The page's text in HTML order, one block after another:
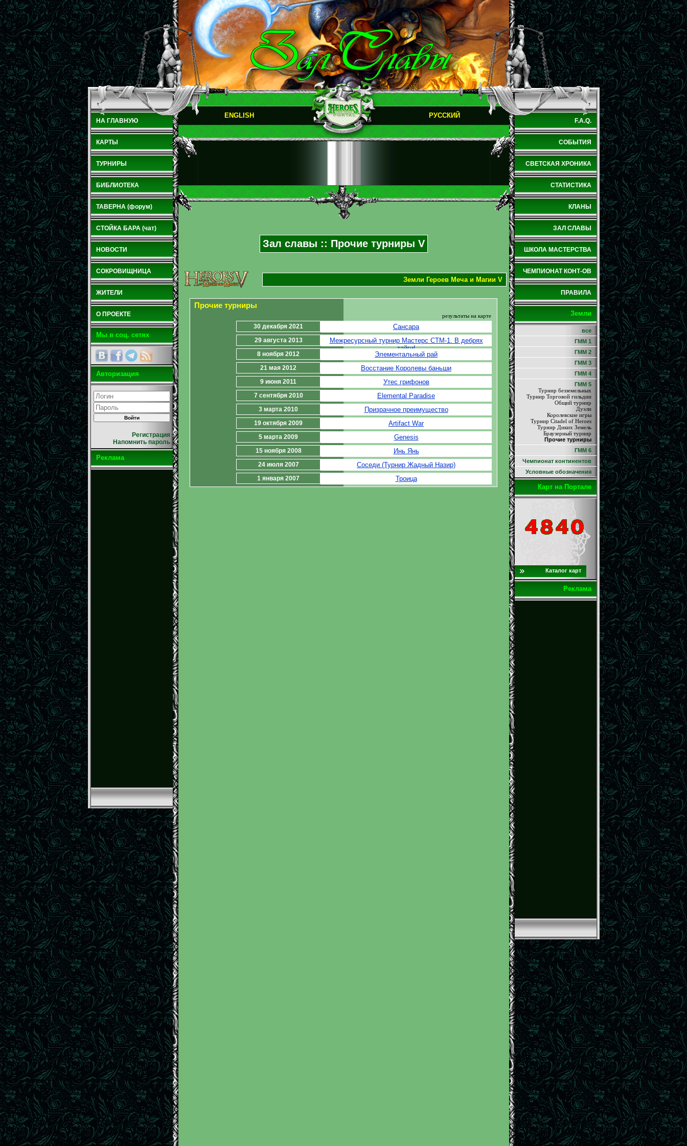
НА ГЛАВНУЮ
КАРТЫ
ТУРНИРЫ
БИБЛИОТЕКА
ТАВЕРНА (форум)
СТОЙКА БАРА (чат)
НОВОСТИ
СОКРОВИЩНИЦА
ЖИТЕЛИ
О ПРОЕКТЕ
Мы в соц. сетях
Авторизация
Регистрация
Напомнить пароль
Реклама
ENGLISH РУССКИЙ
Зал славы :: Прочие турниры V
Земли Героев Меча и Магии V
Прочие турниры
результаты на карте
30 декабря 2021 Сансара
29 августа 2013
Межресурсный турнир Мастерс СTM-1. В дебрях
тайги!
8 ноября 2012 Элементальный рай
21 мая 2012 Восстание Королевы баньши
9 июня 2011 Утес грифонов
7 сентября 2010 Elemental Paradise
3 марта 2010 Призрачное преимущество
19 октября 2009 Artifact War
5 марта 2009 Genesis
15 ноября 2008 Инь Янь
24 июля 2007 Соседи (Турнир Жадный Назир)
1 января 2007 Троица
F.A.Q.
СОБЫТИЯ
СВЕТСКАЯ ХРОНИКА
СТАТИСТИКА
КЛАНЫ
ЗАЛ СЛАВЫ
ШКОЛА МАСТЕРСТВА
ЧЕМПИОНАТ КОНТ-ОВ
ПРАВИЛА
Земли
все
ГММ 1
ГММ 2
ГММ 3
ГММ 4
ГММ 5
Турнир безземельных
Турнир Торговой гильдии
Общий турнир
Дуэли
Королевские игры
Турнир Citadel of Heroes
Турнир Диких Земель
Браузерный турнир
Прочие турниры
ГММ 6
Чемпионат континентов
Условные обозначения
Карт на Портале
Каталог карт
Реклама